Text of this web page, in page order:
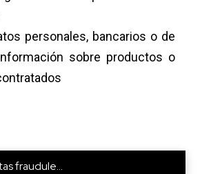
personales, bancarios o de
sobre productos o
fraudule...